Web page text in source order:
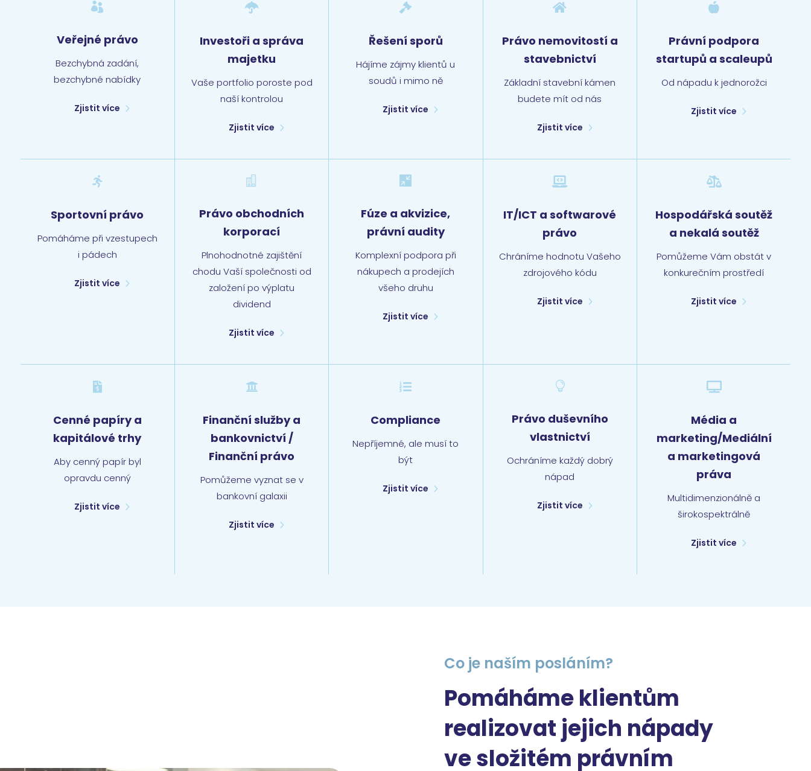

Veřejné právo
Bezchybná zadání,
bezchybné nabídky
Zjistit více

Investoři a správa
majetku
Vaše portfolio poroste pod
naší kontrolou
Zjistit více

Řešení sporů
Hájíme zájmy klientů u
soudů i mimo ně
Zjistit více

Právo nemovitostí a
stavebnictví
Základní stavební kámen
budete mít od nás
Zjistit více

Právní podpora
startupů a scaleupů
Od nápadu k jednorožci
Zjistit více

Sportovní právo
Pomáháme při vzestupech
i pádech
Zjistit více

Právo obchodních
korporací
Plnohodnotné zajištění
chodu Vaší společnosti od
založení po výplatu
dividend
Zjistit více

Fúze a akvizice,
právní audity
Komplexní podpora při
nákupech a prodejích
všeho druhu
Zjistit více

IT/ICT a softwarové
právo
Chráníme hodnotu Vašeho
zdrojového kódu
Zjistit více

Hospodářská soutěž
a nekalá soutěž
Pomůžeme Vám obstát v
konkurečním prostředí
Zjistit více

Cenné papíry a
kapitálové trhy
Aby cenný papír byl
opravdu cenný
Zjistit více

Finanční služby a
bankovnictví /
Finanční právo
Pomůžeme vyznat se v
bankovní galaxii
Zjistit více

Compliance
Nepříjemné, ale musí to
být
Zjistit více

Právo duševního
vlastnictví
Ochráníme každý dobrý
nápad
Zjistit více

Média a
marketing/Mediální
a marketingová
práva
Multidimenzionálně a
širokospektrálně
Zjistit více
Co je naším posláním?
Pomáháme klientům
realizovat jejich nápady
ve složitém právním